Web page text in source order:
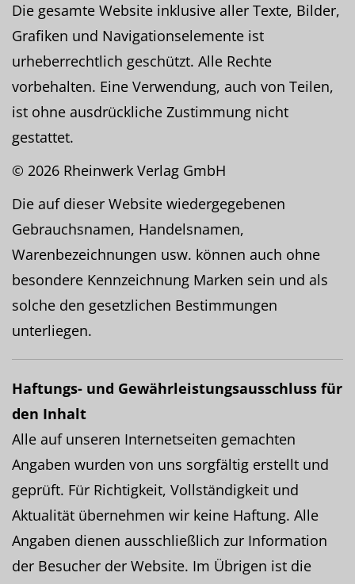
Die gesamte Website inklusive aller Texte, Bilder,
Grafiken und Navigationselemente ist
urheberrechtlich geschützt. Alle Rechte
vorbehalten. Eine Verwendung, auch von Teilen,
ist ohne ausdrückliche Zustimmung nicht
gestattet.
© 2026 Rheinwerk Verlag GmbH
Die auf dieser Website wiedergegebenen
Gebrauchsnamen, Handelsnamen,
Warenbezeichnungen usw. können auch ohne
besondere Kennzeichnung Marken sein und als
solche den gesetzlichen Bestimmungen
unterliegen.
Haftungs- und Gewährleistungsausschluss für
den Inhalt
Alle auf unseren Internetseiten gemachten
Angaben wurden von uns sorgfältig erstellt und
geprüft. Für Richtigkeit, Vollständigkeit und
Aktualität übernehmen wir keine Haftung. Alle
Angaben dienen ausschließlich zur Information
der Besucher der Website. Im Übrigen ist die